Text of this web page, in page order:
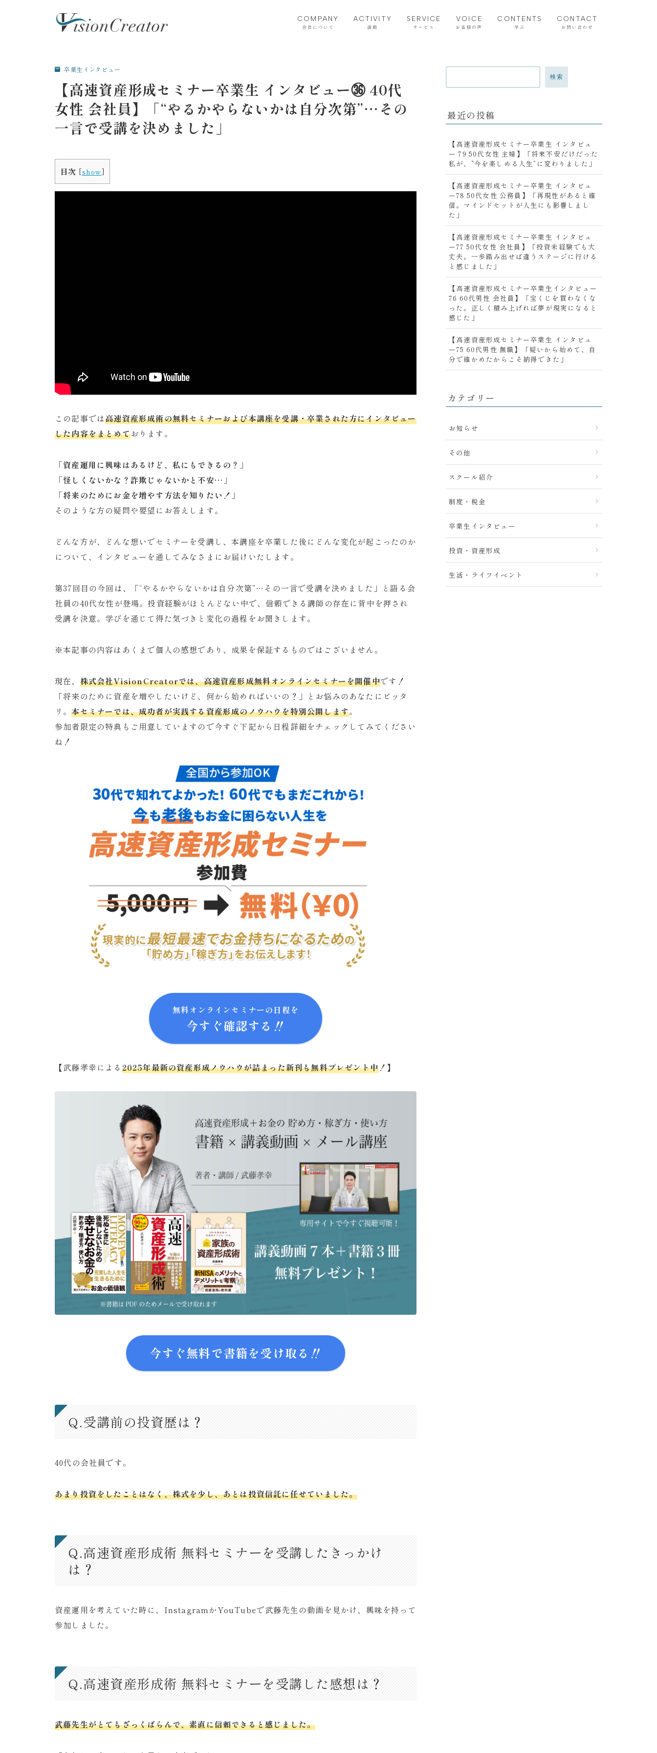
COMPANY
会社について
ACTIVITY
活動
SERVICE
サービス
VOICE
お客様の声
CONTENTS
学ぶ
CONTACT
お問い合わせ
卒業生インタビュー
【高速資産形成セミナー卒業生 インタビュー㊱ 40代
女性 会社員】「“やるかやらないかは自分次第”…その
一言で受講を決めました」
目次 [show]
この記事では高速資産形成術の無料セミナーおよび本講座を受講・卒業された方にインタビュー
した内容をまとめております。
「資産運用に興味はあるけど、私にもできるの？」
「怪しくないかな？詐欺じゃないかと不安…」
「将来のためにお金を増やす方法を知りたい ！」
そのような方の疑問や要望にお答えします。
どんな方が、どんな想いでセミナーを受講し、本講座を卒業した後にどんな変化が起こったのか
について、インタビューを通してみなさまにお届けいたします。
第37回目の今回は、「“やるかやらないかは自分次第”…その一言で受講を決めました」と語る会
社員の40代女性が登場。投資経験がほとんどない中で、信頼できる講師の存在に背中を押され
受講を決意。学びを通じて得た気づきと変化の過程をお聞きします。
※本記事の内容はあくまで個人の感想であり、成果を保証するものではございません。
現在、 株式会社VisionCreatorでは、高速資産形成無料オンラインセミナーを開催中です！
「将来のために資産を増やしたいけど、何から始めればいいの？」とお悩みのあなたにピッタ
リ。本セミナーでは、成功者が実践する資産形成のノウハウを特別公開します。
参加者限定の特典もご用意していますので今すぐ下記から日程詳細をチェックしてみてください
ね！
無料オンラインセミナーの日程を
今すぐ確認する‼
【武藤孝幸による 2025年最新の資産形成ノウハウが詰まった新刊も無料プレゼント中！】
今すぐ無料で書籍を受け取る‼
Q.受講前の投資歴は？
40代の会社員です。
あまり投資をしたことはなく、株式を少し、あとは投資信託に任せていました。
Q.高速資産形成術 無料セミナーを受講したきっかけ
は？
資産運用を考えていた時に、InstagramかYouTubeで武藤先生の動画を見かけ、興味を持って
参加しました。
Q.高速資産形成術 無料セミナーを受講した感想は？
武藤先生がとてもざっくばらんで、素直に信頼できると感じました。
検索
最近の投稿
【高速資産形成セミナー卒業生 インタビュ
ー 79 50代女性 主婦】「将来不安だけだった
私が、“今を楽しめる人生”に変わりました」
【高速資産形成セミナー卒業生 インタビュ
ー78 50代女性 公務員】「再現性があると確
信。マインドセットが人生にも影響しまし
た」
【高速資産形成セミナー卒業生 インタビュ
ー77 50代女性 会社員】「投資未経験でも大
丈夫。一歩踏み出せば違うステージに行ける
と感じました」
【高速資産形成セミナー卒業生インタビュー
76 60代男性 会社員】「宝くじを買わなくな
った。正しく積み上げれば夢が現実になると
感じた」
【高速資産形成セミナー卒業生 インタビュ
ー75 60代男性 無職】「疑いから始めて、自
分で確かめたからこそ納得できた」
カテゴリー
お知らせ
その他
スクール紹介
制度・税金
卒業生インタビュー
投資・資産形成
生活・ライフイベント